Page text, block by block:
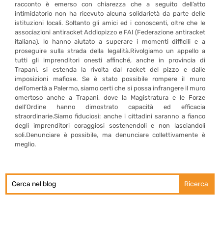
racconto è emerso con chiarezza che a seguito dell’atto
intimidatorio non ha ricevuto alcuna solidarietà da parte delle
istituzioni locali. Soltanto gli amici ed i conoscenti, oltre che le
associazioni antiracket Addiopizzo e FAI (Federazione antiracket
italiana), lo hanno aiutato a superare i momenti difficili e a
proseguire sulla strada della legalità.Rivolgiamo un appello a
tutti gli imprenditori onesti affinché, anche in provincia di
Trapani, si estenda la rivolta dal racket del pizzo e dalle
imposizioni mafiose. Se è stato possibile rompere il muro
dell’omertà a Palermo, siamo certi che si possa infrangere il muro
omertoso anche a Trapani, dove la Magistratura e le Forze
dell’Ordine hanno dimostrato capacità ed efficacia
straordinarie.Siamo fiduciosi: anche i cittadini saranno a fianco
degli imprenditori coraggiosi sostenendoli e non lasciandoli
soli.Denunciare è possibile, ma denunciare collettivamente è
meglio.